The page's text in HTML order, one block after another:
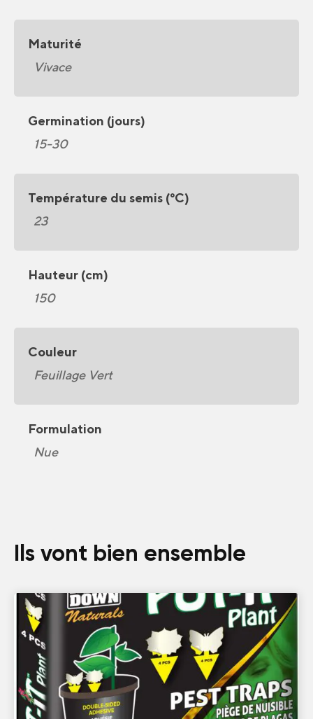
Maturité
Vivace
Germination (jours)
15-30
Température du semis (°C)
23
Hauteur (cm)
150
Couleur
Feuillage Vert
Formulation
Nue
Ils vont bien ensemble